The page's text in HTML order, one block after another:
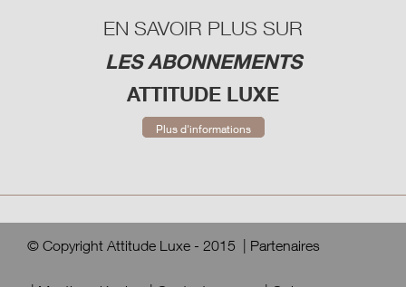
EN SAVOIR PLUS SUR
LES ABONNEMENTS
ATTITUDE LUXE
Plus d'informations
© Copyright Attitude Luxe - 2015 Partenaires